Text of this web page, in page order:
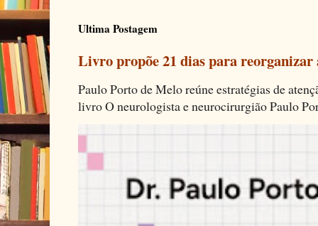
Ultima Postagem
Livro propõe 21 dias para
Paulo Porto de Melo reúne estratégias de
livro O neurologista e neurocirurgião Paulo